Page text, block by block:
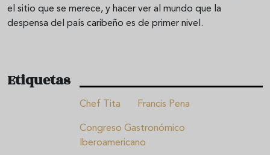
el sitio que se merece, y hacer ver al mundo que la
despensa del país caribeño es de primer nivel.
Etiquetas
Chef Tita Francis Pena
Congreso Gastronómico
Iberoamericano